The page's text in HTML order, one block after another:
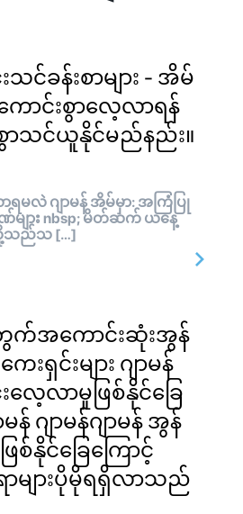
သင်ခန်းစာများ - အိမ်
ောင်းစွာလေ့လာရန်
သင်ယူနိုင်မည်နည်း။
လဲ ဂျာမန် အိမ်မှာ: အကြံပြု
ဏ်များ nbsp; မိတ်ဆက် ယနေ့
းတို့သည်သ […]
အကောင်းဆုံးအွန်
င်းများ ဂျာမန်
လေ့လာမှုဖြစ်နိုင်ခြေ
မန် ဂျာမန်ဂျာမန် အွန်
နိုင်ခြေကြောင့်
ာများပိုမိုရရှိလာသည်